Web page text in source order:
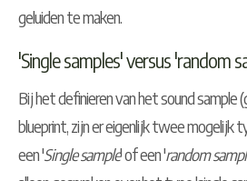
geluiden te maken.
'Single samples' versus 'random
Bij het definieren van het sound sample
blueprint, zijn er eigenlijk twee mogelijk
een 'Single sample' of een 'random